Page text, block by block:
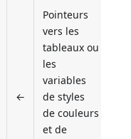
←
Pointeurs
vers les
tableaux ou
les
variables
de styles
de couleurs
et de